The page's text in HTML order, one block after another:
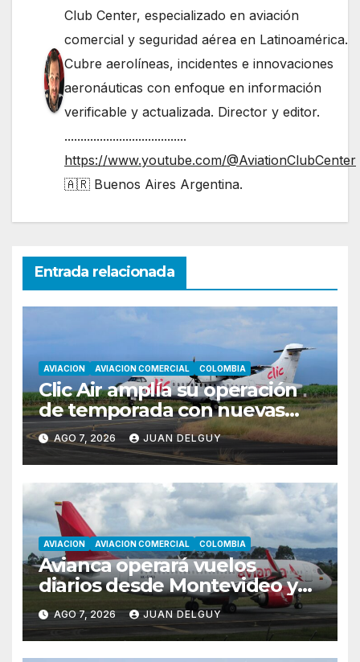
Club Center, especializado en aviación
comercial y seguridad aérea en Latinoamérica.
Cubre aerolíneas, incidentes e innovaciones
aeronáuticas con enfoque en información
verificable y actualizada. Director y editor.
......................................
https://www.youtube.com/@AviationClubCenter
🇦🇷 Buenos Aires Argentina.
Entrada relacionada
AVIACION AVIACION COMERCIAL COLOMBIA
Clic Air amplía su operación
de temporada con nuevas
rutas hacia Cartagena y Tolú
AGO 7, 2026 JUAN DELGUY
AVIACION AVIACION COMERCIAL COLOMBIA
Avianca operará vuelos
diarios desde Montevideo y
Asunción hacia Bogotá
AGO 7, 2026 JUAN DELGUY